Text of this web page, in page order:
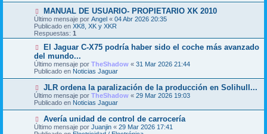
e
o
m
e
n
s
e
N
u
e
v
o
m
e
n
s
a
j
e
MANUAL DE USUARIO- PROPIETARIO XK 2010
Último mensaje por Angel « 04 Abr 2026 20:35
Publicado en XK8, XK y XKR
Respuestas: 1
N
u
e
v
o
m
e
n
s
a
e
El Jaguar C-X75 podría haber sido el coche más avanzado
del mundo...
Último mensaje por TheShadow « 31 Mar 2026 21:44
Publicado en Noticias Jaguar
N
u
e
v
m
e
JLR ordena la paralización de la producción en Solihull...
Último mensaje por TheShadow « 29 Mar 2026 19:03
Publicado en Noticias Jaguar
N
u
e
Avería unidad de control de carrocería
Último mensaje por Juanjin « 29 Mar 2026 17:41